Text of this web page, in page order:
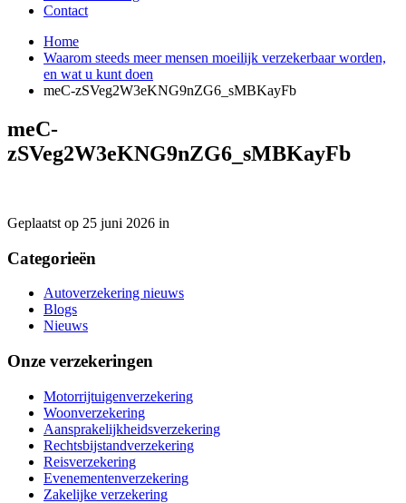
Contact
Home
Waarom steeds meer mensen moeilijk verzekerbaar worden,
en wat u kunt doen
meC-zSVeg2W3eKNG9nZG6_sMBKayFb
meC-
zSVeg2W3eKNG9nZG6_sMBKayFb
Geplaatst op 25 juni 2026 in
Categorieën
Autoverzekering nieuws
Blogs
Nieuws
Onze verzekeringen
Motorrijtuigenverzekering
Woonverzekering
Aansprakelijkheidsverzekering
Rechtsbijstandverzekering
Reisverzekering
Evenementenverzekering
Zakelijke verzekering